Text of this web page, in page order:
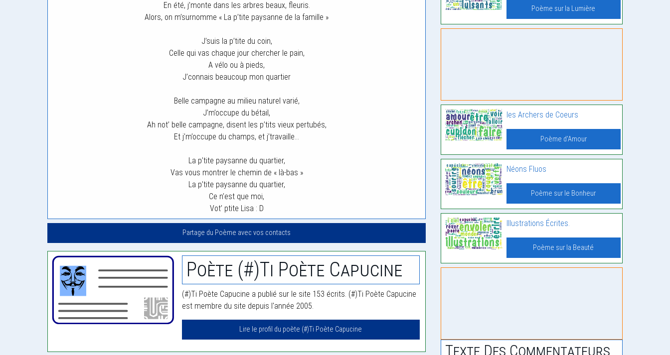
En été, j’monte dans les arbres beaux, fleuris.
Alors, on m’surnomme « La p’tite paysanne de la famille »
J’suis la p’tite du coin,
Celle qui vas chaque jour chercher le pain,
A vélo ou à pieds,
J’connais beaucoup mon quartier
Belle campagne au milieu naturel varié,
J’m’occupe du bétail,
Ah not’ belle campagne, disent les p’tits vieux pertubés,
Et j’m’occupe du champs, et j’travaille…
La p’tite paysanne du quartier,
Vas vous montrer le chemin de « là-bas »
La p’tite paysanne du quartier,
Ce n’est que moi,
Vot’ ptite Lisa : D
Partage du Poème avec vos contacts
Poète (#)Ti Poète Capucine
(#)Ti Poète Capucine a publié sur le site 153 écrits. (#)Ti Poète Capucine
est membre du site depuis l'année 2005.
Lire le profil du poète (#)Ti Poète Capucine
Poème sur la Lumière
les Archers de Coeurs
Poème d'Amour
Néons Fluos
Poème sur le Bonheur
Illustrations Écrites.
Poème sur la Beauté
Texte Des Commentateurs